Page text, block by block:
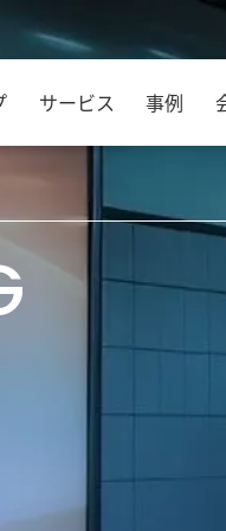
サービス 事例